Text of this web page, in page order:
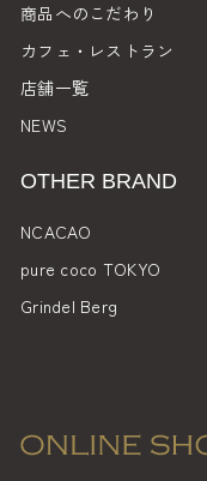
商品へのこだわり
カフェ・レストラン
店舗一覧
NEWS
OTHER BRAND
NCACAO
pure coco TOKYO
Grindel Berg